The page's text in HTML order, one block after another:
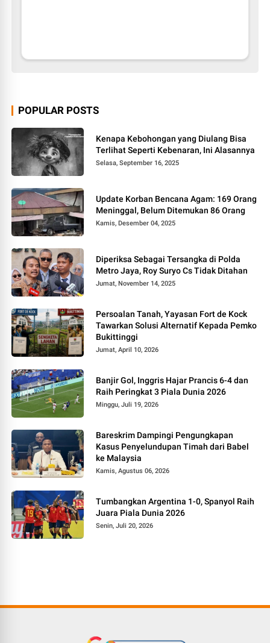
POPULAR POSTS
Kenapa Kebohongan yang Diulang Bisa
Terlihat Seperti Kebenaran, Ini Alasannya
Selasa, September 16, 2025
Update Korban Bencana Agam: 169 Orang
Meninggal, Belum Ditemukan 86 Orang
Kamis, Desember 04, 2025
Diperiksa Sebagai Tersangka di Polda
Metro Jaya, Roy Suryo Cs Tidak Ditahan
Jumat, November 14, 2025
Persoalan Tanah, Yayasan Fort de Kock
Tawarkan Solusi Alternatif Kepada Pemko
Bukittinggi
Jumat, April 10, 2026
Banjir Gol, Inggris Hajar Prancis 6-4 dan
Raih Peringkat 3 Piala Dunia 2026
Minggu, Juli 19, 2026
Bareskrim Dampingi Pengungkapan
Kasus Penyelundupan Timah dari Babel
ke Malaysia
Kamis, Agustus 06, 2026
Tumbangkan Argentina 1-0, Spanyol Raih
Juara Piala Dunia 2026
Senin, Juli 20, 2026